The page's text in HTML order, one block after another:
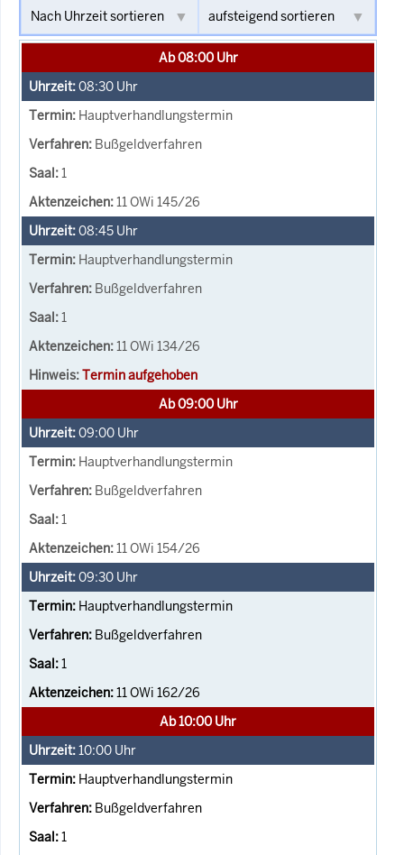
Ab 08:00 Uhr
08:30 Uhr
Hauptverhandlungstermin
Bußgeldverfahren
1
11 OWi 145/26
08:45 Uhr
Hauptverhandlungstermin
Bußgeldverfahren
1
11 OWi 134/26
Termin aufgehoben
Ab 09:00 Uhr
09:00 Uhr
Hauptverhandlungstermin
Bußgeldverfahren
1
11 OWi 154/26
09:30 Uhr
Hauptverhandlungstermin
Bußgeldverfahren
1
11 OWi 162/26
Ab 10:00 Uhr
10:00 Uhr
Hauptverhandlungstermin
Bußgeldverfahren
1